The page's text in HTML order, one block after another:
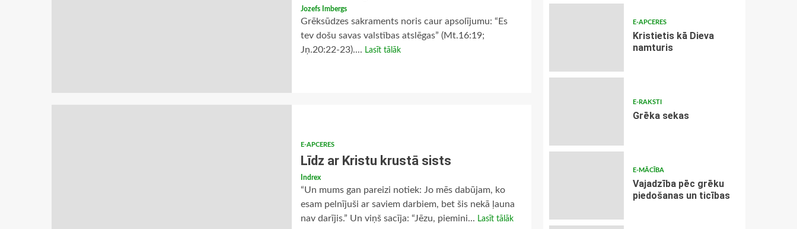
Jozefs Imbergs
Grēksūdzes sakraments noris caur apsolījumu: “Es
tev došu savas valstības atslēgas” (Mt.16:19;
Jņ.20:22-23).... Lasīt tālāk
E-APCERES
Līdz ar Kristu krustā sists
Indrex
“Un mums gan pareizi notiek: Jo mēs dabūjam, ko
esam pelnījuši ar saviem darbiem, bet šis nekā ļauna
nav darījis.” Un viņš sacīja: “Jēzu, piemini... Lasīt tālāk
E-APCERES
Kristietis kā Dieva
namturis
E-RAKSTI
Grēka sekas
E-MĀCĪBA
Vajadzība pēc grēku
piedošanas un ticības